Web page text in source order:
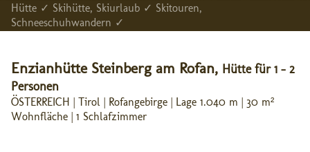
Hütte ✓ Skihütte, Skiurlaub ✓ Skitouren,
Schneeschuhwandern ✓
Enzianhütte Steinberg am Rofan, Hütte für 1 - 2
Personen
ÖSTERREICH | Tirol | Rofangebirge | Lage 1.040 m | 30 m²
Wohnfläche | 1 Schlafzimmer